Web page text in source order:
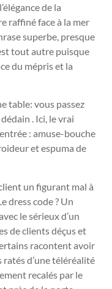
de la
raffiné face à la mer
superbe, presque
tout autre puisque
du mépris et la
table: vous passez
. Ici, le vrai
: amuse-bouche
et espuma de
un figurant mal à
dress code ? Un
le sérieux d’un
de clients déçus et
racontent avoir
ratés d’une téléréalité
recalés par le